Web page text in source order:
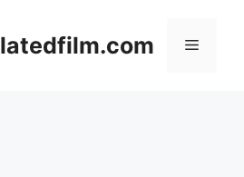
Menu